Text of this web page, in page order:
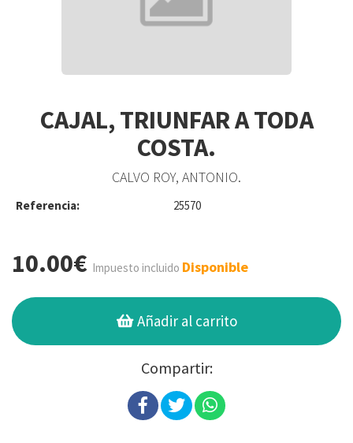
CAJAL, TRIUNFAR A TODA
COSTA.
CALVO ROY, ANTONIO.
Referencia: 25570
10.00€ Impuesto incluido Disponible
Añadir al carrito
Compartir: